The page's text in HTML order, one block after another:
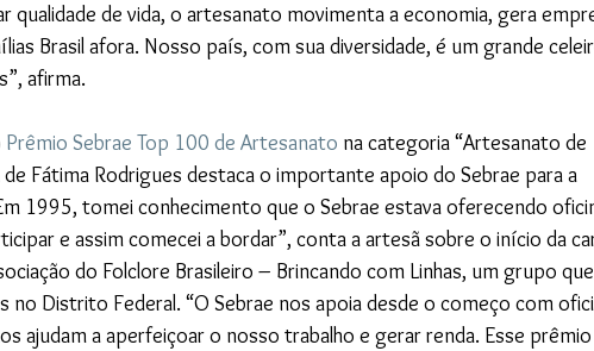
qualidade de vida, o artesanato movimenta a economia, gera
Brasil afora. Nosso país, com sua diversidade, é um grande
afirma.
Prêmio Sebrae Top 100 de Artesanato na categoria “Artesanato de
Fátima Rodrigues destaca o importante apoio do Sebrae para a
1995, tomei conhecimento que o Sebrae estava oferecendo
e assim comecei a bordar”, conta a artesã sobre o início da
do Folclore Brasileiro – Brincando com Linhas, um grupo que
no Distrito Federal. “O Sebrae nos apoia desde o começo com
ajudam a aperfeiçoar o nosso trabalho e gerar renda. Esse